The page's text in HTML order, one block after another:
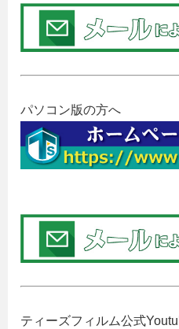
パソコン版の方へ
ティーズフィルム公式